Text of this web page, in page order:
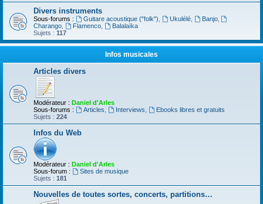
Divers instruments
Sous-forums : Guitare acoustique ("folk") Ukulélé, Banjo,
Charango
Flamenco,
Balalaïka
Sujets : 117
Infos musicales
Articles divers
Modérateur : Daniel d'Arles
Sous-forums :
Articles Interviews
Ebooks libres et gratuits
Sujets : 224
Infos du Web
Modérateur : Daniel d'Arles
Sous-forum :
Sites de musique
Sujets : 181
Nouvelles de toutes sortes, concerts, partitions…